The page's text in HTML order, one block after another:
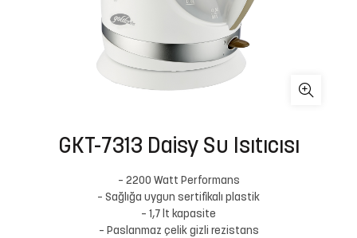
GKT-7313 Daisy Su Isıtıcısı
– 2200 Watt Performans
– Sağlığa uygun sertifikalı plastik
– 1,7 lt kapasite
– Paslanmaz çelik gizli rezistans